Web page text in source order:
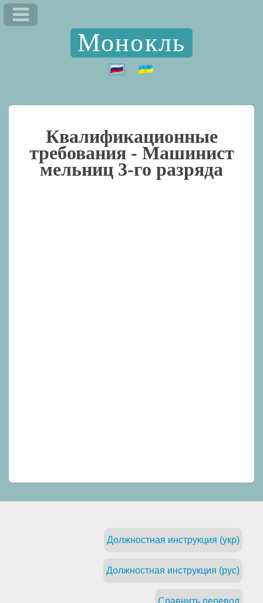
Монокль
Квалификационные
требования - Машинист
мельниц 3-го разряда
Должностная инструкция (укр)
Должностная инструкция (рус)
Сравнить перевод